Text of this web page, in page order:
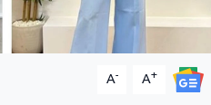
A- A+